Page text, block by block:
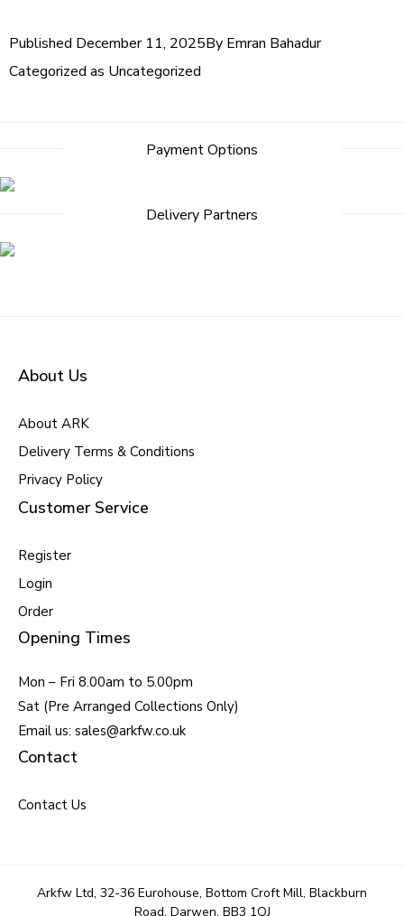
Published December 11, 2025By Emran Bahadur
Categorized as Uncategorized
Payment Options
Delivery Partners
About Us
About ARK
Delivery Terms & Conditions
Privacy Policy
Customer Service
Register
Login
Order
Opening Times
Mon – Fri 8.00am to 5.00pm
Sat (Pre Arranged Collections Only)
Email us: sales@arkfw.co.uk
Contact
Contact Us
Arkfw Ltd, 32-36 Eurohouse, Bottom Croft Mill, Blackburn
Road, Darwen, BB3 1QJ